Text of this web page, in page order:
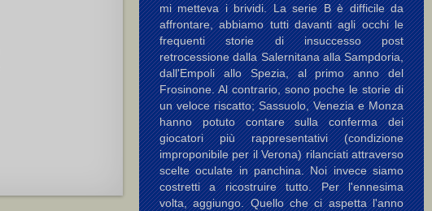
mi metteva i brividi. La serie B è difficile da
affrontare, abbiamo tutti davanti agli occhi le
frequenti storie di insuccesso post
retrocessione dalla Salernitana alla Sampdoria,
dall'Empoli allo Spezia, al primo anno del
Frosinone. Al contrario, sono poche le storie di
un veloce riscatto; Sassuolo, Venezia e Monza
hanno potuto contare sulla conferma dei
giocatori più rappresentativi (condizione
improponibile per il Verona) rilanciati attraverso
scelte oculate in panchina. Noi invece siamo
costretti a ricostruire tutto. Per l'ennesima
volta, aggiungo. Quello che ci aspetta l'anno